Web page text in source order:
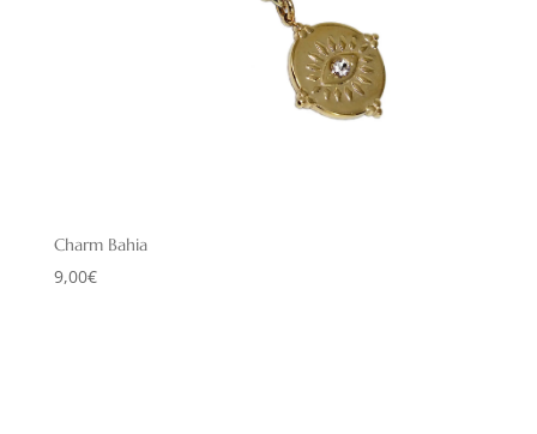
Charm Bahia
9,00€